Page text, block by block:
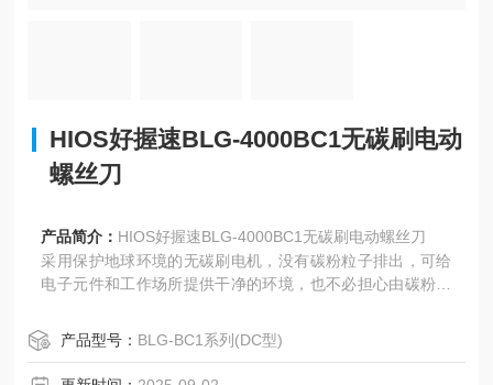
HIOS好握速BLG-4000BC1无碳刷电动
螺丝刀
产品简介： HIOS好握速BLG-4000BC1无碳刷电动螺丝刀
采用保护地球环境的无碳刷电机，没有碳粉粒子排出，可给
电子元件和工作场所提供干净的环境，也不必担心由碳粉料
拧装品质；消除了由易耗品磨耗引起的螺丝刀运作不良以及
故障，大幅度提高了耐久性
产品型号： BLG-BC1系列(DC型)